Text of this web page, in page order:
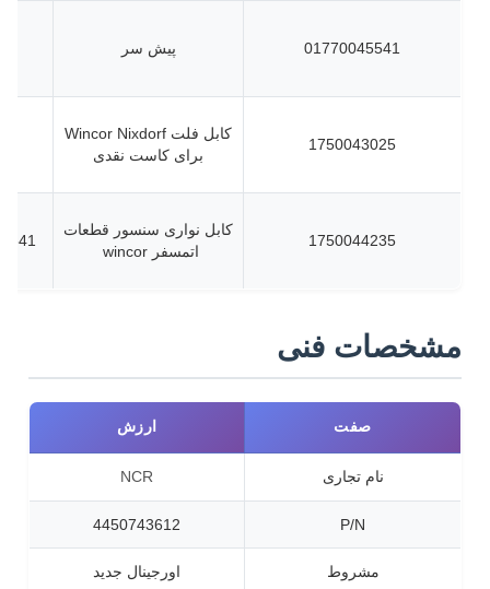
01770045541 پیش سر
1750043025
کابل فلت Wincor Nixdorf
برای کاست نقدی
1750044235
کابل نواری سنسور قطعات
اتمسفر wincor
مشخصات فنی
صفت ارزش
نام تجاری NCR
P/N
4450743612
مشروط اورجینال جدید